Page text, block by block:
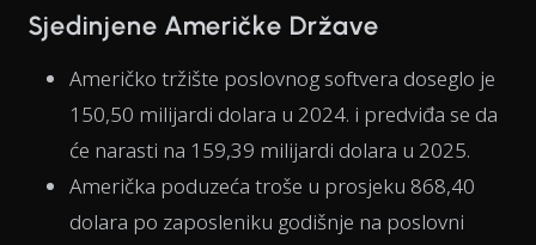
Sjedinjene Američke Države
Američko tržište poslovnog softvera doseglo je
150,50 milijardi dolara u 2024. i predviđa se da
će narasti na 159,39 milijardi dolara u 2025.
Američka poduzeća troše u prosjeku 868,40
dolara po zaposleniku godišnje na poslovni